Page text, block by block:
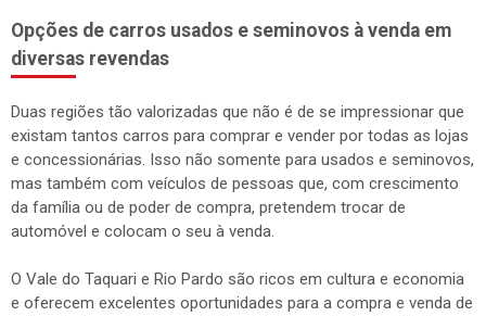
Opções de carros usados e seminovos à venda em
diversas revendas
Duas regiões tão valorizadas que não é de se impressionar que
existam tantos carros para comprar e vender por todas as lojas
e concessionárias. Isso não somente para usados e seminovos,
mas também com veículos de pessoas que, com crescimento
da família ou de poder de compra, pretendem trocar de
automóvel e colocam o seu à venda.
O Vale do Taquari e Rio Pardo são ricos em cultura e economia
e oferecem excelentes oportunidades para a compra e venda de